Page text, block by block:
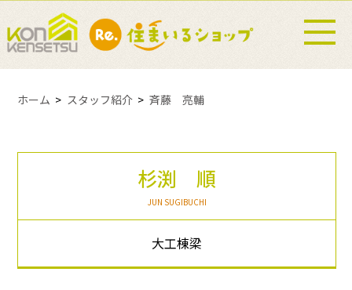
ホーム スタッフ紹介 斉藤 亮輔
杉渕 順
JUN SUGIBUCHI
大工棟梁